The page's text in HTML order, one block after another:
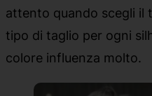
attento quando scegli il
tipo di taglio per ogni
colore influenza molto.